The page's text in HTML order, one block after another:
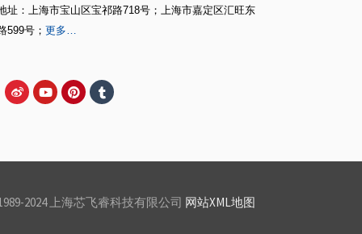
址：上海市宝山区宝祁路718号；上海市嘉定区汇旺东
599号； 更多…
2024 上海芯飞睿科技有限公司 网站XML地图